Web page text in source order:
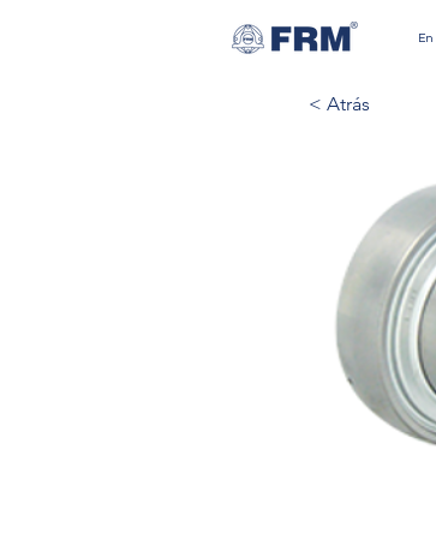
En
< Atrás